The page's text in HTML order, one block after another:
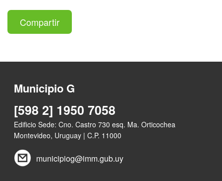
Compartir
Municipio G
[598 2] 1950 7058
Edificio Sede: Cno. Castro 730 esq. Ma. Orticochea
Montevideo, Uruguay | C.P. 11000
municipiog@imm.gub.uy